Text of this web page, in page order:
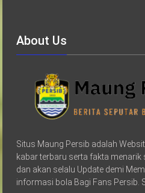
About Us
Situs Maung Persib adalah
kabar terbaru serta fakta
dan akan selalu Update demi
informasi bola Bagi Fans Persib.